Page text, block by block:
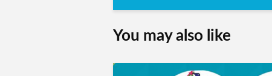
You may also like